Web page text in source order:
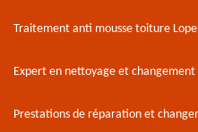
Traitement anti mousse toiture
Expert en nettoyage et
Prestations de réparation et